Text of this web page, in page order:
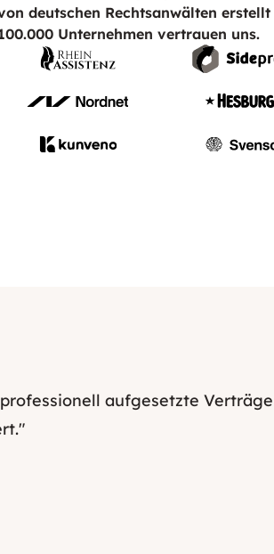
deutschen Rechtsanwälten
Unternehmen vertrauen uns.
aufgesetzte